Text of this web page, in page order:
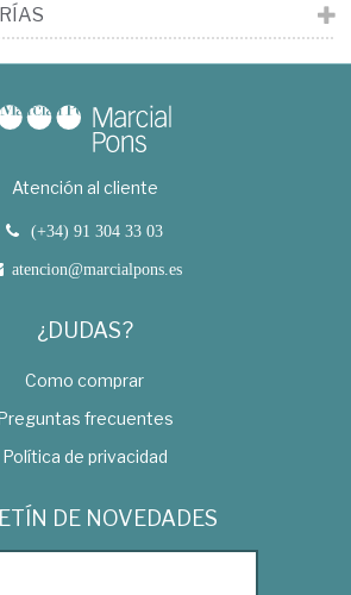
Atención al cliente
(+34) 91 304 33 03
atencion@marcialpons.es
¿DUDAS?
Como comprar
frecuentes
Política de privacidad
DE NOVEDADES